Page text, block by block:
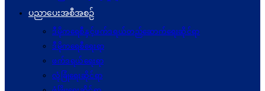
ပညာပေးအစီအစဉ်
ဒီမိုကရေစီနှင့်ဖက်ဒရယ်တည်ဆောက်ရေးဆိုင်ရာ
ဒီမိုကရေစီရေးရာ
ဖက်ဒရယ်ရေးရာ
လုံခြုံရေးဆိုင်ရာ